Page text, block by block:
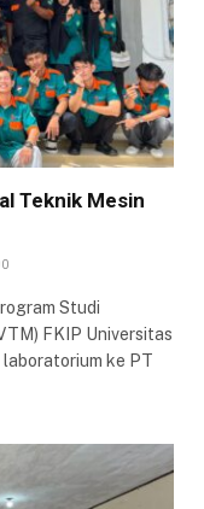
Teknik Mesin
Studi
FKIP Universitas
ke PT